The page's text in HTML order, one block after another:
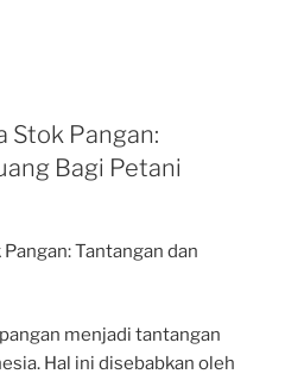
Stok Pangan:
Bagi Petani
Tantangan dan
menjadi tantangan
Hal ini disebabkan oleh